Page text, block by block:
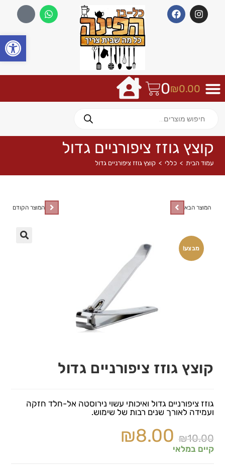
₪0.00
0
קוצץ גוזז ציפורניים גדול
עמוד הבית > כללי > קוצץ גוזז ציפורניים גדול
מבצע!
המוצר הקודם המוצר הבא
קוצץ גוזז ציפורניים גדול
גוזז ציפורניים גדול ואיכותי עשוי נירוסטה אל-חלד חזקה
ועמידה לאורך שנים רבות של שימוש.
₪10.00
₪8.00
קיים במלאי